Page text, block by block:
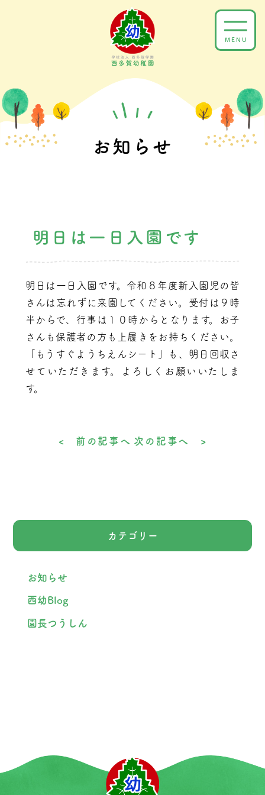
MENU
お知らせ
明日は一日入園です
明日は一日入園です。令和８年度新入園児の皆
さんは忘れずに来園してください。受付は９時
半からで、行事は１０時からとなります。お子
さんも保護者の方も上履きをお持ちください。
「もうすぐようちえんシート」も、明日回収さ
せていただきます。よろしくお願いいたしま
す。
< 前の記事へ 次の記事へ >
カテゴリー
お知らせ
西幼Blog
園長つうしん